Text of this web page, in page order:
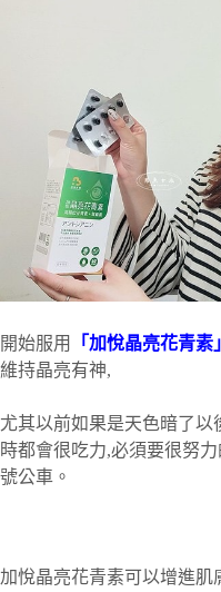
開始服用 「加悅晶亮花青素」
維持晶亮有神,
尤其以前如果是天色暗了
時都會很吃力,必須要很努
號公車。
加悅晶亮花青素可以增進肌